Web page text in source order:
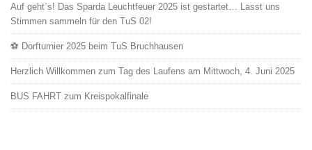
Auf geht`s! Das Sparda Leuchtfeuer 2025 ist gestartet… Lasst uns
Stimmen sammeln für den TuS 02!
⚽ Dorfturnier 2025 beim TuS Bruchhausen
Herzlich Willkommen zum Tag des Laufens am Mittwoch, 4. Juni 2025
BUS FAHRT zum Kreispokalfinale